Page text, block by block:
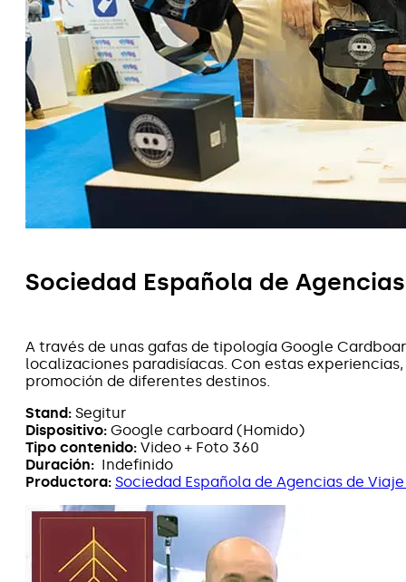
Sociedad Española de
A través de unas gafas de tipología Google
localizaciones paradisíacas. Con estas
promoción de diferentes destinos.
Stand: Segitur
Dispositivo: Google carboard (Homido)
Tipo contenido: Video + Foto 360
Duración: Indefinido
Productora: Sociedad Española de Agencias de